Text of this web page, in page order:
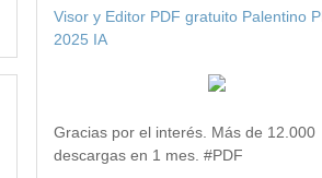
Visor y Editor PDF gratuito Palentino
2025 IA
Gracias por el interés. Más de 12.000
descargas en 1 mes. #PDF